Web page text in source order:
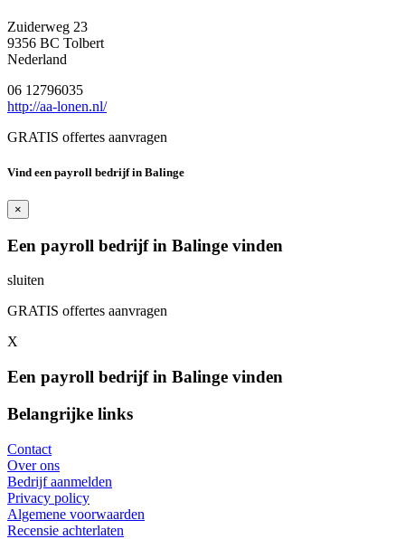
Zuiderweg 23
9356 BC Tolbert
Nederland
06 12796035
http://aa-lonen.nl/
GRATIS offertes aanvragen
Vind een payroll bedrijf in Balinge
×
Een payroll bedrijf in Balinge vinden
sluiten
GRATIS offertes aanvragen
X
Een payroll bedrijf in Balinge vinden
Belangrijke links
Contact
Over ons
Bedrijf aanmelden
Privacy policy
Algemene voorwaarden
Recensie achterlaten